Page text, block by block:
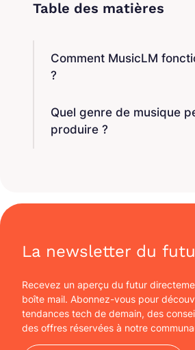
Comment MusicLM
?
Quel genre de musique
produire ?
La newsletter du
Recevez un aperçu du futur
boîte mail. Abonnez-vous pour
tendances tech de demain, des
des offres réservées à notre